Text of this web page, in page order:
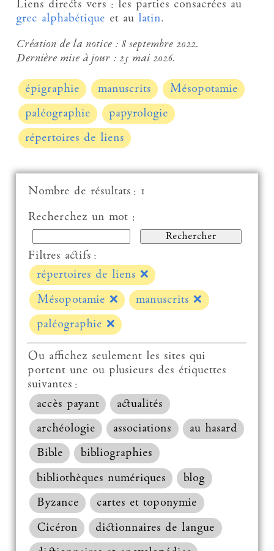
Liens directs vers : les parties consacrées au
grec alphabétique et au latin.
Création de la notice : 8 septembre 2022.
Dernière mise à jour :25 mai 2026.
épigraphie manuscrits
Mésopotamie
paléographie
papyrologie
répertoires de liens
Nombre de résultats : 1
Recherchez un mot :
Filtres actifs :
répertoires de liens ❌
Mésopotamie ❌ manuscrits❌
paléographie ❌
Ou affichez seulement les sites qui
portent une ou plusieurs des étiquettes
suivantes :
accès payant
actualités
archéologie
associations
au hasard
Bible
bibliographies
bibliothèques numériques
blog
Byzance
cartes et toponymie
Cicéron
dictionnaires de langue